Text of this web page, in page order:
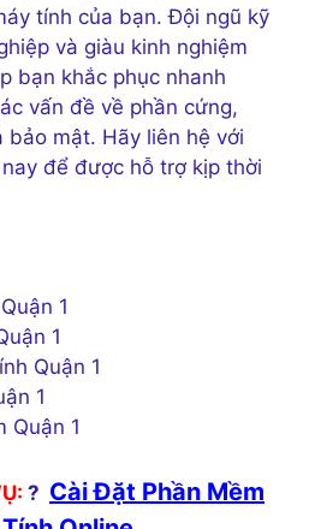
tính của bạn. Đội ngũ kỹ
và giàu kinh nghiệm
bạn khắc phục nhanh
vấn đề về phần cứng,
bảo mật. Hãy liên hệ với
để được hỗ trợ kịp thời
1
1
Quận 1
1
Quận 1
? Cài Đặt Phần Mềm